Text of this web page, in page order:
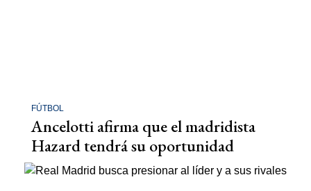
FÚTBOL
Ancelotti afirma que el madridista
Hazard tendrá su oportunidad